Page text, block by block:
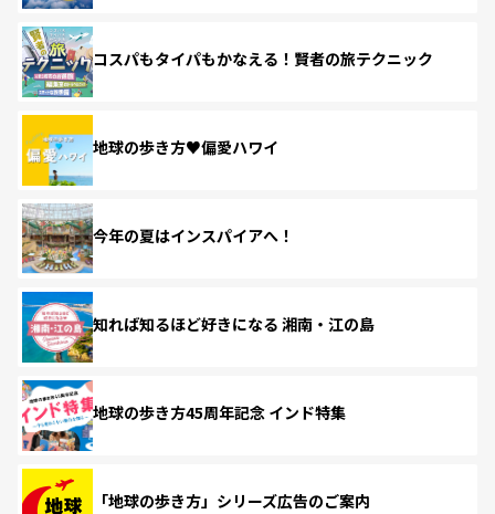
コスパもタイパもかなえる！賢者の旅テクニック
地球の歩き方♥偏愛ハワイ
今年の夏はインスパイアへ！
知れば知るほど好きになる 湘南・江の島
地球の歩き方45周年記念 インド特集
「地球の歩き方」シリーズ広告のご案内